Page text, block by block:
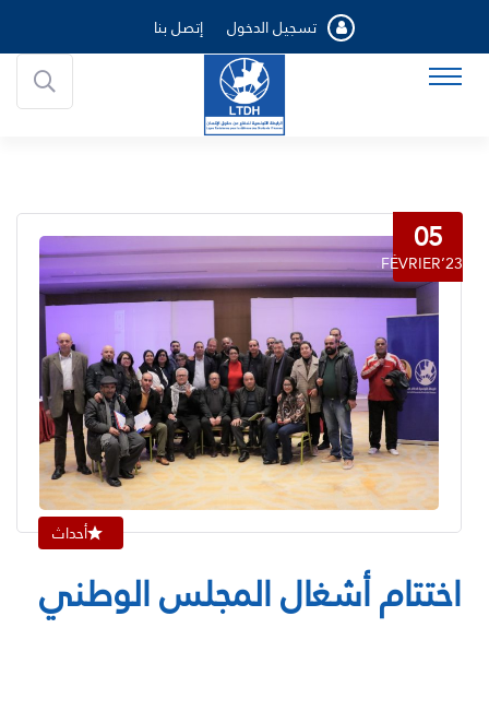
تسجيل الدخول إتصل بنا
05
FÉVRIER’23
أحداث
اختتام أشغال المجلس الوطني